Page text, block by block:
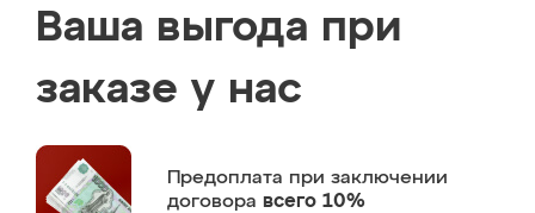
Ваша выгода при
заказе у нас
Предоплата при заключении
договора всего 10%